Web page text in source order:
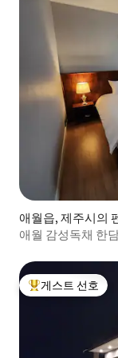
애월읍, 제주시의
애월
상위 게스트 선호
게스트 선호